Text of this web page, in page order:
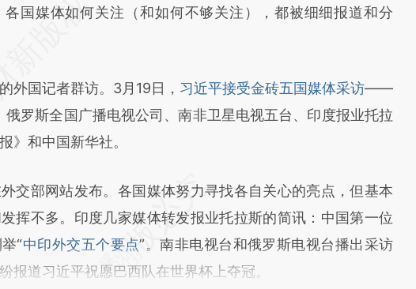
国媒体如何关注（和如何不够关注），都被细细报道和分
国记者群访。3月19日， 习近平接受金砖五国媒体采访——
罗斯全国广播电视公司、南非卫星电视五台、印度报业托拉
》和中国新华社。
部网站发布。各国媒体努力寻找各自关心的亮点，但基本
挥不多。印度几家媒体转发报业托拉斯的简讯：中国第一位
“中印外交五个要点”。南非电视台和俄罗斯电视台播出采访
报道习近平祝愿巴西队在世界杯上夺冠。